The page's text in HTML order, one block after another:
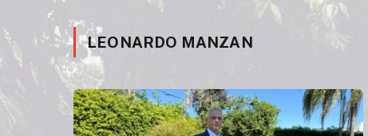
LEONARDO MANZAN